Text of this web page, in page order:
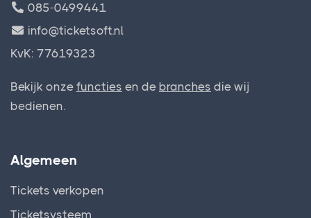
085-0499441
info@ticketsoft.nl
KvK: 77619323
Bekijk onze functies en de branches die wij
bedienen.
Algemeen
Tickets verkopen
Ticketsysteem